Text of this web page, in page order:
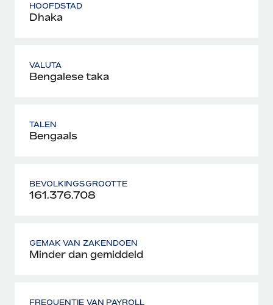
HOOFDSTAD
Dhaka
VALUTA
Bengalese taka
TALEN
Bengaals
BEVOLKINGSGROOTTE
161.376.708
GEMAK VAN ZAKENDOEN
Minder dan gemiddeld
FREQUENTIE VAN PAYROLL